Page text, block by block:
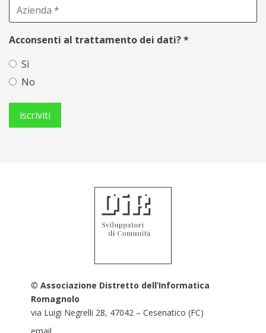
Acconsenti al trattamento dei dati?*
Sì
No
©Associazione Distretto dell’Informatica
Romagnolo
via Luigi Negrelli 28, 47042 – Cesenatico (FC)
email